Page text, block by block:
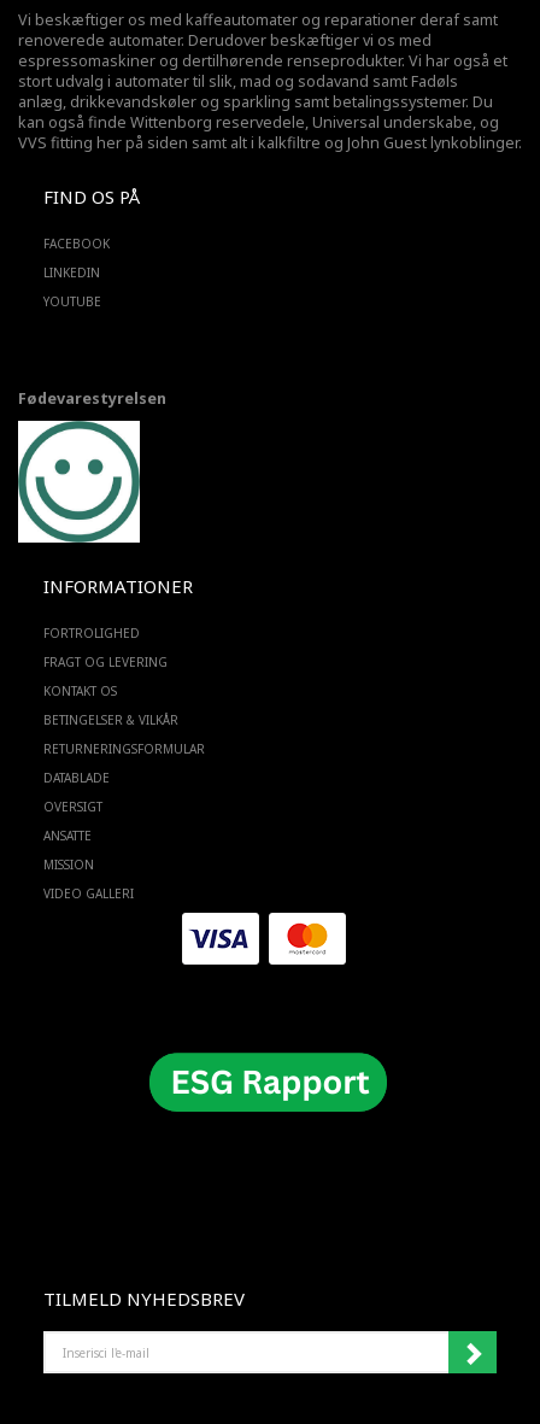
Vi beskæftiger os med kaffeautomater og reparationer deraf samt
renoverede automater. Derudover beskæftiger vi os med
espressomaskiner og dertilhørende renseprodukter. Vi har også et
stort udvalg i automater til slik, mad og sodavand samt Fadøls
anlæg, drikkevandskøler og sparkling samt betalingssystemer. Du
kan også finde Wittenborg reservedele, Universal underskabe, og
VVS fitting her på siden samt alt i kalkfiltre og John Guest lynkoblinger.
FIND OS PÅ
FACEBOOK
LINKEDIN
YOUTUBE
Fødevarestyrelsen
INFORMATIONER
FORTROLIGHED
FRAGT OG LEVERING
KONTAKT OS
BETINGELSER & VILKÅR
RETURNERINGSFORMULAR
DATABLADE
OVERSIGT
ANSATTE
MISSION
VIDEO GALLERI
TILMELD NYHEDSBREV
MAIL